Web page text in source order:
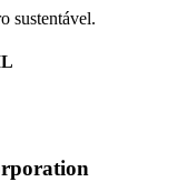
sustentável.